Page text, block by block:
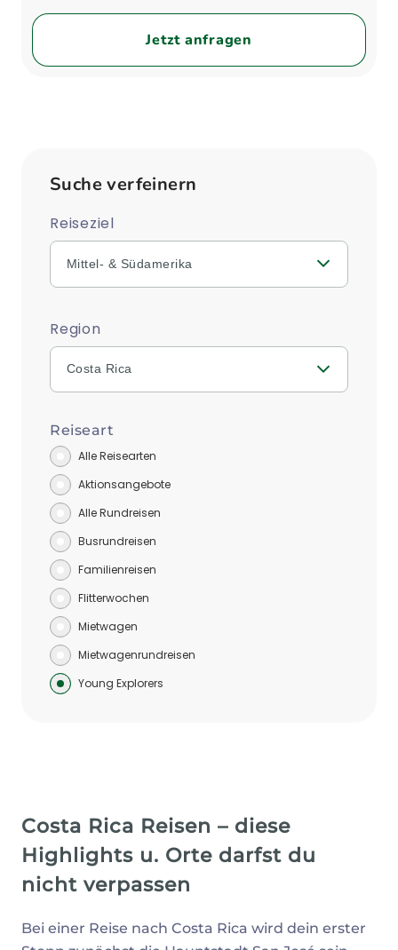
Jetzt anfragen
Suche verfeinern
Reiseziel
Mittel- & Südamerika
Region
Costa Rica
Reiseart
Alle Reisearten
Aktionsangebote
Alle Rundreisen
Busrundreisen
Familienreisen
Flitterwochen
Mietwagen
Mietwagenrundreisen
Young Explorers
Costa Rica Reisen – diese
Highlights u. Orte darfst du
nicht verpassen
Bei einer Reise nach Costa Rica wird dein erster